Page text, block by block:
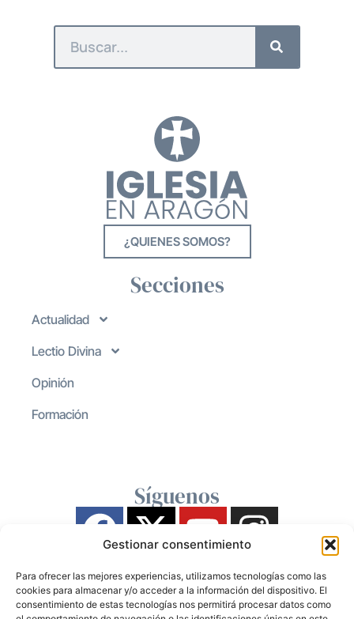
Gestionar consentimiento
Para ofrecer las mejores experiencias, utilizamos tecnologías como las
cookies para almacenar y/o acceder a la información del dispositivo. El
consentimiento de estas tecnologías nos permitirá procesar datos como
¿QUIENES SOMOS?
Secciones
Actualidad
Lectio Divina
Opinión
Formación
Síguenos